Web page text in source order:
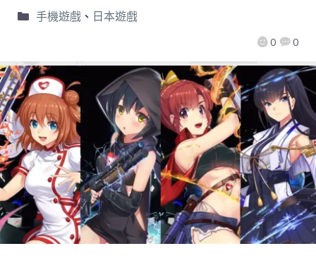
0 0
手機遊戲、 日本遊戲